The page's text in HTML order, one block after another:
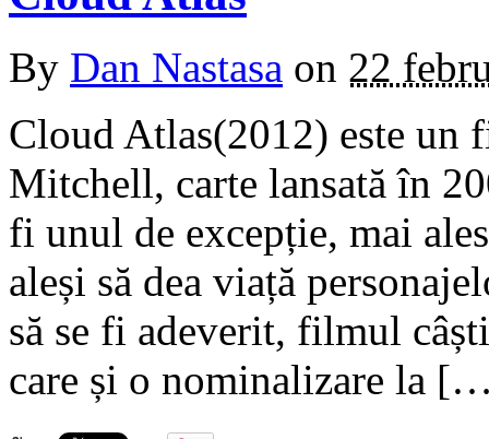
By Dan Nastasa on 22
Cloud Atlas(2012) este un
Mitchell, carte lansată în
fi unul de excepție, mai
aleși să dea viață
să se fi adeverit, filmul
care și o nominalizare la